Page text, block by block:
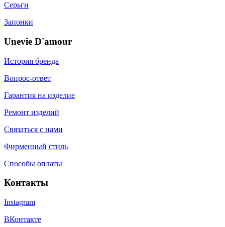
Серьги
Запонки
Unevie D'amour
История бренда
Вопрос-ответ
Гарантия на изделие
Ремонт изделий
Связаться с нами
Фирменный стиль
Способы оплаты
Контакты
Instagram
ВКонтакте